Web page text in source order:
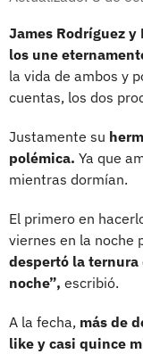
James Rodríguez
los une
la vida de ambos y
cuentas, los dos
Justamente su
polémica. Ya que
mientras dormían.
El primero en
viernes en la noche
despertó la ternura
noche”, escribió.
A la fecha, más de
like y casi quince